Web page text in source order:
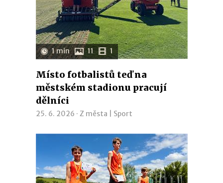
1 min 11 1
Místo fotbalistů teď na
městském stadionu pracují
dělníci
25. 6. 2026 · Z města Sport